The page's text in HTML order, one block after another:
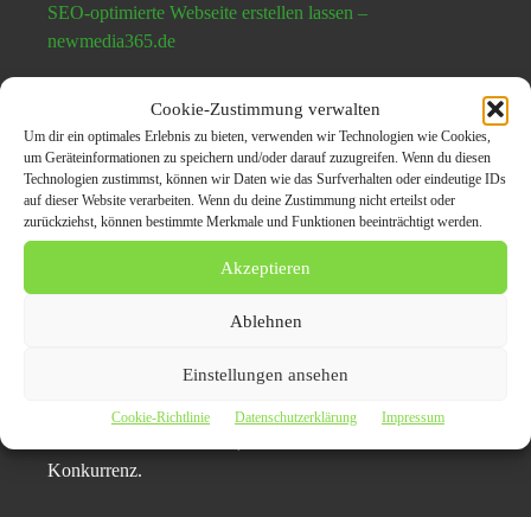
Cookie-Zustimmung verwalten
Um dir ein optimales Erlebnis zu bieten, verwenden wir Technologien wie Cookies,
um Geräteinformationen zu speichern und/oder darauf zuzugreifen. Wenn du diesen
Technologien zustimmst, können wir Daten wie das Surfverhalten oder eindeutige IDs
auf dieser Website verarbeiten. Wenn du deine Zustimmung nicht erteilst oder
zurückziehst, können bestimmte Merkmale und Funktionen beeinträchtigt werden.
Akzeptieren
Ablehnen
Einstellungen ansehen
Cookie-Richtlinie Datenschutzerklärung Impressum
SEO-optimierte Webseite erstellen lassen –
newmedia365.de
Webseite für Eventlocation
mit SEO – Buchungen steigern
leicht gemacht
Online-Sichtbarkeit bringt Gäste
Webseite für Eventlocation mit SEO
informieren sich vorab online, vergleichen Locations und
treffen Entscheidungen auf Basis der gefundenen Inhalte.
Konkurrenz.